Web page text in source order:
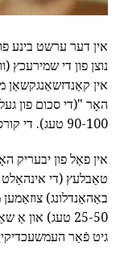
אין דער ערשט בינע
אין קאַנדזשאַנגקשאַן
האָר "(די סכום פון
90-100 טעג). די קורס מוזן זיין קעסיידערדיק (3-4 חדשים).
אין פאַל פון יבעריק
באַהאַנדלונג) צוזאַמען
גיט פֿאַר העמשעכדיקייַט פון 3-4-